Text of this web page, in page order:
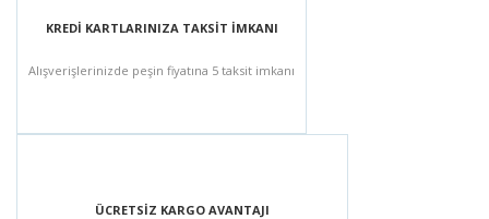
KREDİ KARTLARINIZA TAKSİT İMKANI
Alışverişlerinizde peşin fiyatına 5 taksit imkanı
ÜCRETSİZ KARGO AVANTAJI